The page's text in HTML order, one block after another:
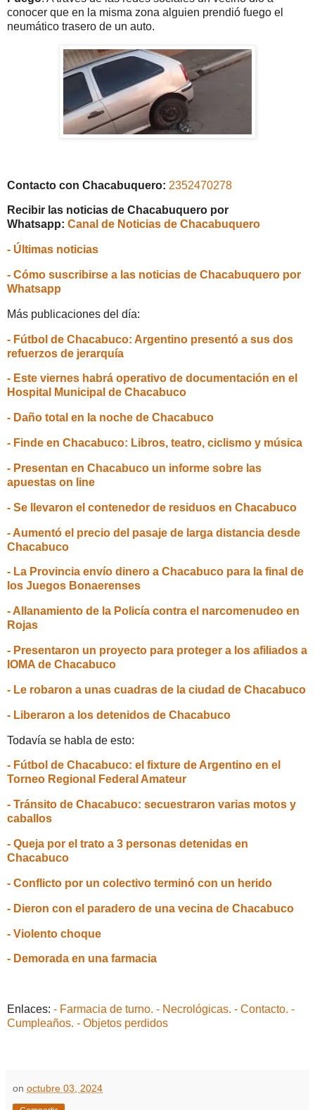
conocer que en la misma zona alguien prendió fuego el
neumático trasero de un auto.
Contacto con Chacabuquero: 2352470278
Recibir las noticias de Chacabuquero por
Whatsapp: Canal de Noticias de Chacabuquero
- Últimas noticias
- Cómo suscribirse a las noticias de Chacabuquero por
Whatsapp
Más publicaciones del día:
- Fútbol de Chacabuco: Argentino presentó a sus dos
refuerzos de jerarquía
- Este viernes habrá operativo de documentación en el
Hospital Municipal de Chacabuco
- Daño total en la noche de Chacabuco
- Finde en Chacabuco: Libros, teatro, ciclismo y música
- Presentan en Chacabuco un informe sobre las
apuestas on line
- Se llevaron el contenedor de residuos en Chacabuco
- Aumentó el precio del pasaje de larga distancia desde
Chacabuco
- La Provincia envío dinero a Chacabuco para la final de
los Juegos Bonaerenses
- Allanamiento de la Policía contra el narcomenudeo en
Rojas
- Presentaron un proyecto para proteger a los afiliados a
IOMA de Chacabuco
- Le robaron a unas cuadras de la ciudad de Chacabuco
- Liberaron a los detenidos de Chacabuco
Todavía se habla de esto:
- Fútbol de Chacabuco: el fixture de Argentino en el
Torneo Regional Federal Amateur
- Tránsito de Chacabuco: secuestraron varias motos y
caballos
- Queja por el trato a 3 personas detenidas en
Chacabuco
- Conflicto por un colectivo terminó con un herido
- Dieron con el paradero de una vecina de Chacabuco
- Violento choque
- Demorada en una farmacia
Enlaces: - Farmacia de turno. - Necrológicas. - Contacto. -
Cumpleaños. - Objetos perdidos
on octubre 03, 2024